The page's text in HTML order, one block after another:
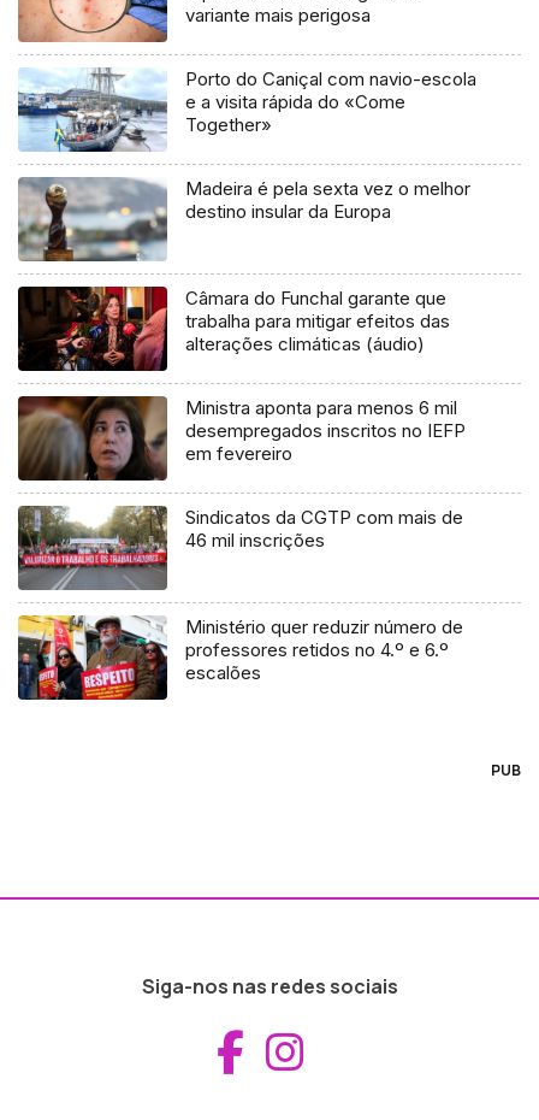
variante mais perigosa
Porto do Caniçal com navio-escola
e a visita rápida do «Come
Together»
Madeira é pela sexta vez o melhor
destino insular da Europa
Câmara do Funchal garante que
trabalha para mitigar efeitos das
alterações climáticas (áudio)
Ministra aponta para menos 6 mil
desempregados inscritos no IEFP
em fevereiro
Sindicatos da CGTP com mais de
46 mil inscrições
Ministério quer reduzir número de
professores retidos no 4.º e 6.º
escalões
PUB
Siga-nos nas redes sociais
Aceder ao